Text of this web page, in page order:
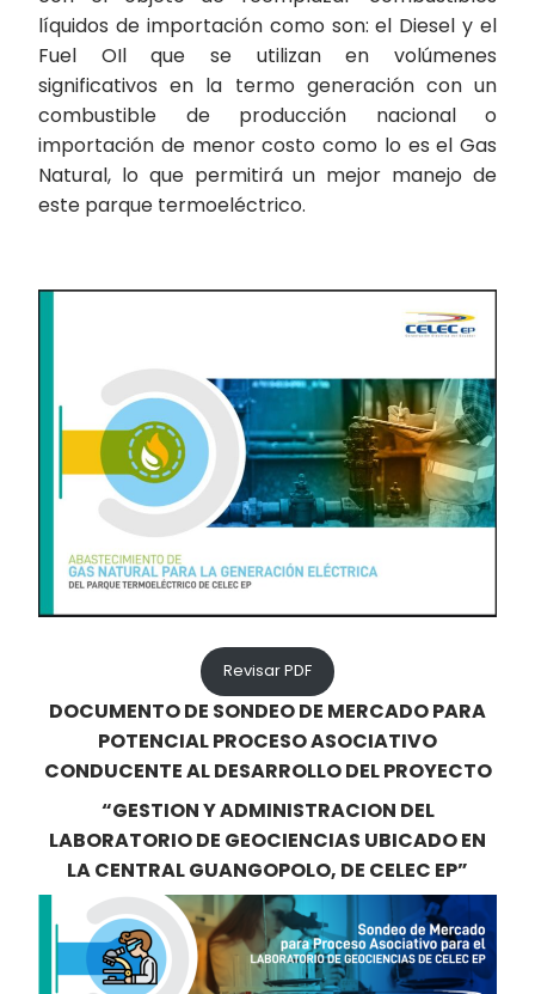
líquidos de importación como son: el Diesel y el
Fuel OIl que se utilizan en volúmenes
significativos en la termo generación con un
combustible de producción nacional o
importación de menor costo como lo es el Gas
Natural, lo que permitirá un mejor manejo de
este parque termoeléctrico.
Revisar PDF
DOCUMENTO DE SONDEO DE MERCADO PARA
POTENCIAL PROCESO ASOCIATIVO
CONDUCENTE AL DESARROLLO DEL PROYECTO
“GESTION Y ADMINISTRACION DEL
LABORATORIO DE GEOCIENCIAS UBICADO EN
LA CENTRAL GUANGOPOLO, DE CELEC EP”